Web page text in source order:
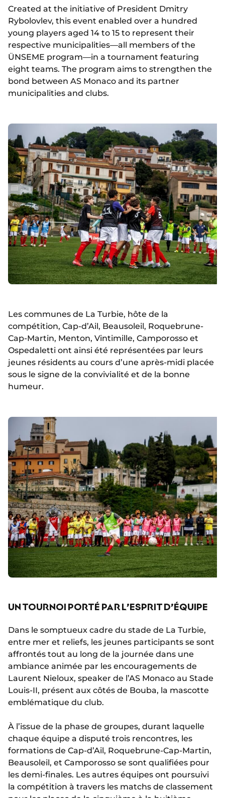
Created at the initiative of President Dmitry
Rybolovlev, this event enabled over a hundred
young players aged 14 to 15 to represent their
respective municipalities—all members of the
ÜNSEME program—in a tournament featuring
eight teams. The program aims to strengthen the
bond between AS Monaco and its partner
municipalities and clubs.
Les communes de La Turbie, hôte de la
compétition, Cap-d’Ail, Beausoleil, Roquebrune-
Cap-Martin, Menton, Vintimille, Camporosso et
Ospedaletti ont ainsi été représentées par leurs
jeunes résidents au cours d’une après-midi placée
sous le signe de la convivialité et de la bonne
humeur.
UN TOURNOI PORTÉ PAR L’ESPRIT D’ÉQUIPE
Dans le somptueux cadre du stade de La Turbie,
entre mer et reliefs, les jeunes participants se sont
affrontés tout au long de la journée dans une
ambiance animée par les encouragements de
Laurent Nieloux, speaker de l’AS Monaco au Stade
Louis-II, présent aux côtés de Bouba, la mascotte
emblématique du club.
À l’issue de la phase de groupes, durant laquelle
chaque équipe a disputé trois rencontres, les
formations de Cap-d’Ail, Roquebrune-Cap-Martin,
Beausoleil, et Camporosso se sont qualifiées pour
les demi-finales. Les autres équipes ont poursuivi
la compétition à travers les matchs de classement